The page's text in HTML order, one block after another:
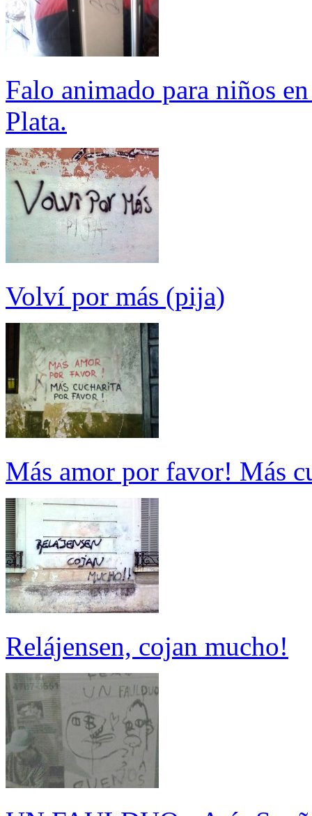
Falo animado para niños
Plata.
Volví por más (pija)
Más amor por favor! Más
Relájensen, cojan mucho!